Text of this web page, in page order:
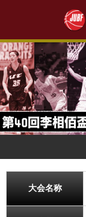
大会名称